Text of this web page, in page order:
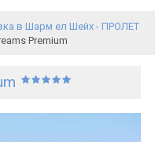
в Шарм ел Шейх - ПРОЛЕТ
Premium